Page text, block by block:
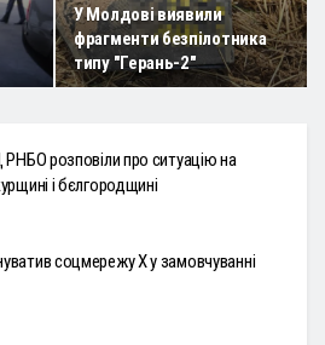
У Молдові виявили
фрагменти безпілотника
типу "Герань-2"
розповіли про ситуацію на
і бєлгородщині
соцмережу X у замовчуванні